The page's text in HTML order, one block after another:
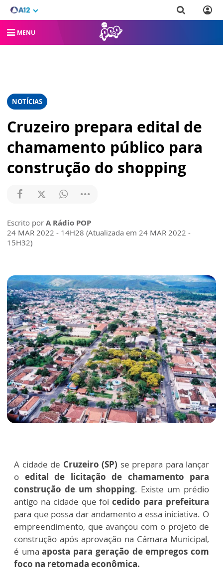
MENU
NOTÍCIAS
Cruzeiro prepara edital de
chamamento público para
construção do shopping
Escrito por A Rádio POP
24 MAR 2022 - 14H28 (Atualizada em 24 MAR 2022 -
15H32)
A cidade de Cruzeiro (SP) se prepara para lançar
o edital de licitação de chamamento para
construção de um shopping. Existe um prédio
antigo na cidade que foicedido para prefeitura
para que possa dar andamento a essa iniciativa. O
empreendimento, que avançou com o projeto de
construção após aprovação na Câmara Municipal,
é uma aposta para geração de empregos com
foco na retomada econômica.